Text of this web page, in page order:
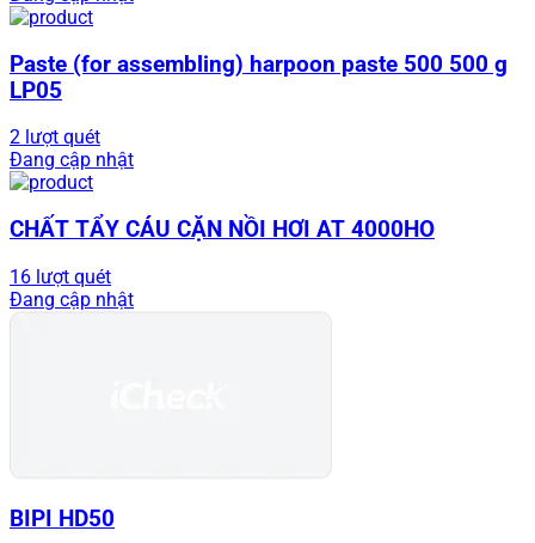
Paste (for assembling) harpoon paste 500 500 g
LP05
2 lượt quét
Đang cập nhật
CHẤT TẨY CÁU CẶN NỒI HƠI AT 4000HO
16 lượt quét
Đang cập nhật
BIPI HD50